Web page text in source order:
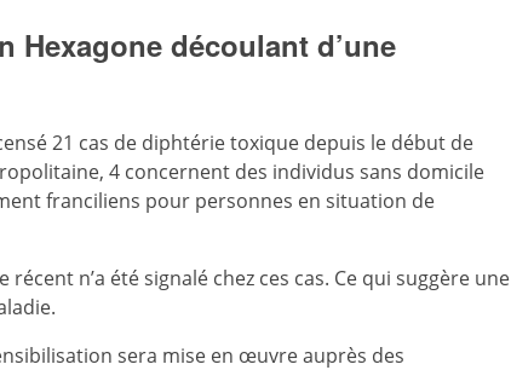
Hexagone découlant d’une
21 cas de diphtérie toxique depuis le début de
4 concernent des individus sans domicile
franciliens pour personnes en situation de
n’a été signalé chez ces cas. Ce qui suggère une
sera mise en œuvre auprès des